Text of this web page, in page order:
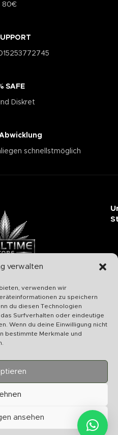
verwalten
verwenden wir
zu speichern
du diesen Technologien
Surfverhalten oder eindeutige
Wenn du deine Einwilligung nicht
bestimmte Merkmale und
ansehen
80€
SAFE
Diskret
schnellstmöglich
Store
4577974
73312 Geislingen